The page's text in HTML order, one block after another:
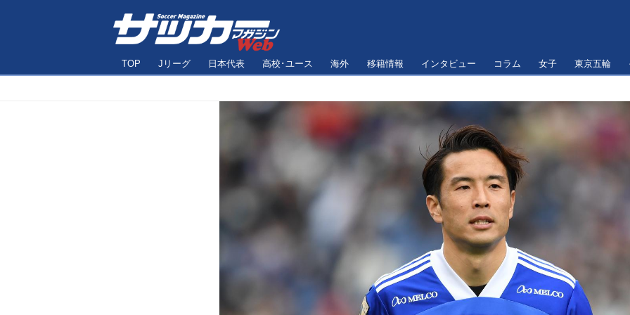
TOP Jリーグ 日本代表 高校･ユース 海外 移籍情報 インタビュー コラム 女子 東京五輪